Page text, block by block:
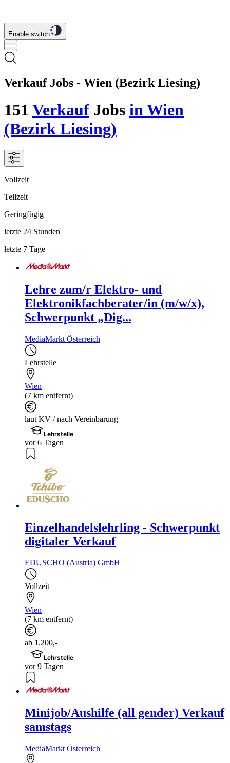
Enable switch
Verkauf Jobs - Wien (Bezirk Liesing)
151 Verkauf Jobs in Wien
(Bezirk Liesing)
Vollzeit
Teilzeit
Geringfügig
letzte 24 Stunden
letzte 7 Tage
Lehre zum/r Elektro- und
Elektronikfachberater/in (m/w/x),
Schwerpunkt „Dig...
MediaMarkt Österreich
Lehrstelle
Wien
(7 km entfernt)
laut KV / nach Vereinbarung
Lehrstelle
vor 6 Tagen
Einzelhandelslehrling - Schwerpunkt
digitaler Verkauf
EDUSCHO (Austria) GmbH
Vollzeit
Wien
(7 km entfernt)
ab 1.200,-
Lehrstelle
vor 9 Tagen
Minijob/Aushilfe (all gender) Verkauf
samstags
MediaMarkt Österreich